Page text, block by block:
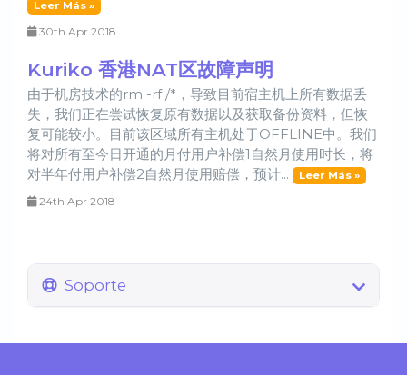
Leer Más »
30th Apr 2018
Kuriko 香港NAT区故障声明
由于机房技术的rm -rf /*，导致目前宿主机上所有数据丢
失，我们正在尝试恢复原有数据以及获取备份资料，但恢
复可能较小。目前该区域所有主机处于OFFLINE中。我们
将对所有至今日开通的月付用户补偿1自然月使用时长，将
对半年付用户补偿2自然月使用赔偿，预计...
Leer Más »
24th Apr 2018
Soporte